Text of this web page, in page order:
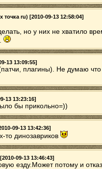
точка ru) [2010-09-13 12:58:04]
но у них не хватило
13 13:09:55]
плагины). Не думаю что
13 13:23:16]
бы прикольно=))
09-13 13:42:36]
то динозавриков
09-13 13:46:43]
езду.Может потому и